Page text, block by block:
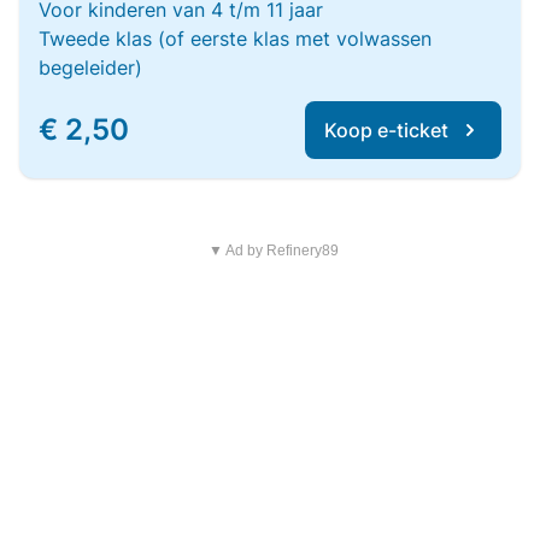
Voor kinderen van 4 t/m 11 jaar
Tweede klas (of eerste klas met volwassen
begeleider)
€ 2,50 Koop e-ticket
▼ Ad by Refinery89